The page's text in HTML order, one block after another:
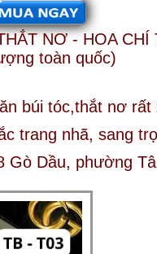
NƠ - HOA CHÍ
toàn quốc)
búi tóc,thắt nơ
trang nhã, sang
Dầu, phường